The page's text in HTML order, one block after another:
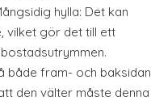
hylla: Det kan
vilket gör det till ett
både fram- och baksidan
den välter måste denna